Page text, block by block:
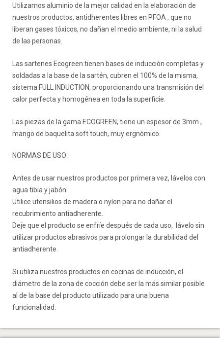
Utilizamos aluminio de la mejor calidad en la elaboración de
nuestros productos, antidherentes libres en PFOA , que no
liberan gases tóxicos, no dañan el medio ambiente, ni la salud
de las personas.
Las sartenes Ecogreen tienen bases de inducción completas y
soldadas a la base de la sartén, cubren el 100% de la misma,
sistema FULL INDUCTION, proporcionando una transmisión del
calor perfecta y homogénea en toda la superficie.
Las piezas de la gama ECOGREEN, tiene un espesor de 3mm ,
mango de baquelita soft touch, muy ergnómico.
NORMAS DE USO:
Antes de usar nuestros productos por primera vez, lávelos con
agua tibia y jabón.
Utilice utensilios de madera o nylon para no dañar el
recubrimiento antiadherente.
Deje que el producto se enfríe después de cada uso, lávelo sin
utilizar productos abrasivos para prolongar la durabilidad del
antiadherente.
Si utiliza nuestros productos en cocinas de inducción, el
diámetro de la zona de cocción debe ser la más similar posible
al de la base del producto utilizado para una buena
funcionalidad.